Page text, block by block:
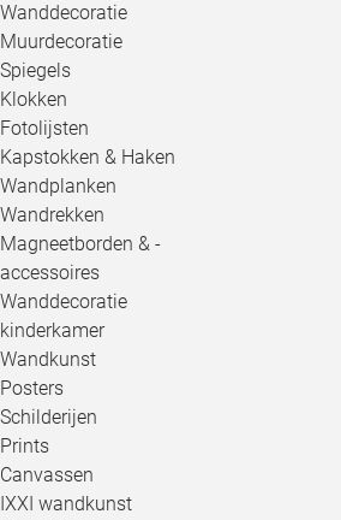
Wanddecoratie
Muurdecoratie
Spiegels
Klokken
Fotolijsten
Kapstokken & Haken
Wandplanken
Wandrekken
Magneetborden & -
accessoires
Wanddecoratie
kinderkamer
Wandkunst
Posters
Schilderijen
Prints
Canvassen
IXXI wandkunst